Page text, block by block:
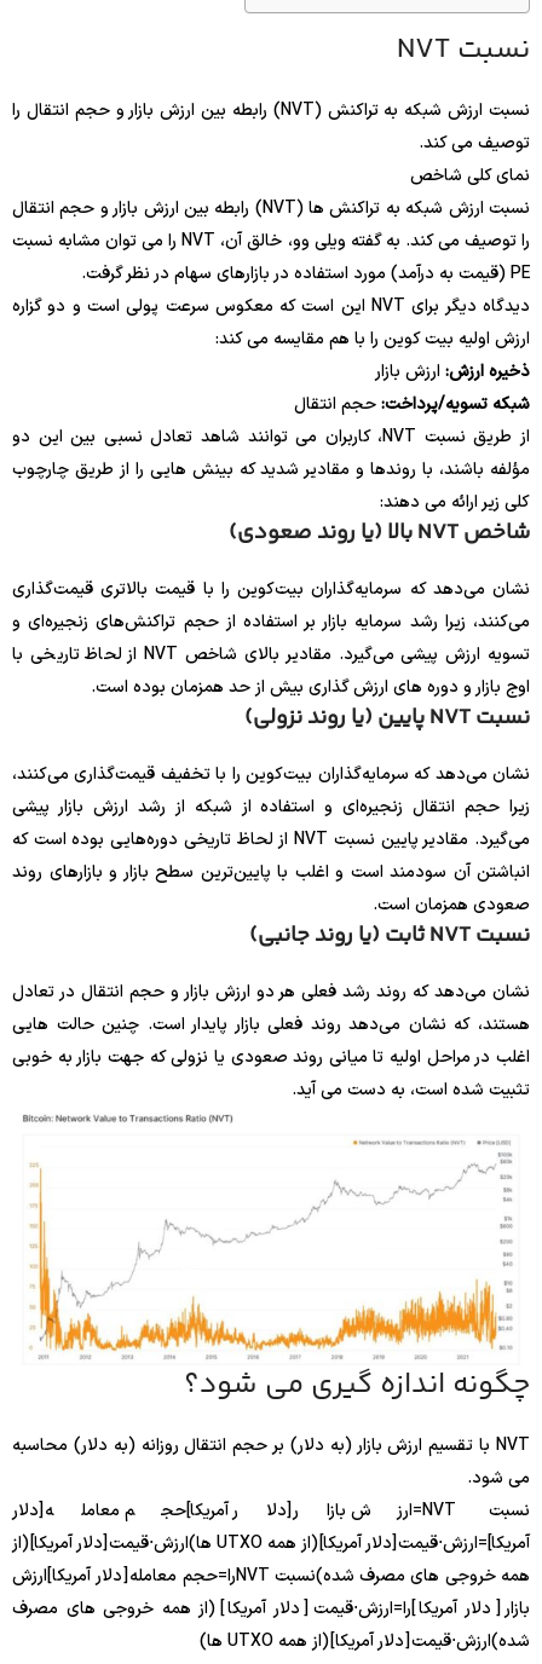
نسبت NVT
نسبت ارزش شبکه به تراکنش (NVT) رابطه بین ارزش بازار و حجم انتقال را
توصیف می کند.
نمای کلی شاخص
نسبت ارزش شبکه به تراکنش ها (NVT) رابطه بین ارزش بازار و حجم انتقال
را توصیف می کند. به گفته ویلی وو، خالق آن، NVT را می توان مشابه نسبت
PE (قیمت به درآمد) مورد استفاده در بازارهای سهام در نظر گرفت.
دیدگاه دیگر برای NVT این است که معکوس سرعت پولی است و دو گزاره
ارزش اولیه بیت کوین را با هم مقایسه می کند:
ذخیره ارزش: ارزش بازار
شبکه تسویه/پرداخت:حجم انتقال
از طریق نسبت NVT، کاربران می توانند شاهد تعادل نسبی بین این دو
مؤلفه باشند، با روندها و مقادیر شدید که بینش هایی را از طریق چارچوب
کلی زیر ارائه می دهند:
شاخص NVT بالا (یا روند صعودی)
نشان می‌دهد که سرمایه‌گذاران بیت‌کوین را با قیمت بالاتری قیمت‌گذاری
می‌کنند، زیرا رشد سرمایه بازار بر استفاده از حجم تراکنش‌های زنجیره‌ای و
تسویه ارزش پیشی می‌گیرد. مقادیر بالای شاخص NVT از لحاظ تاریخی با
اوج بازار و دوره های ارزش گذاری بیش از حد همزمان بوده است.
نسبت NVT پایین (یا روند نزولی)
نشان می‌دهد که سرمایه‌گذاران بیت‌کوین را با تخفیف قیمت‌گذاری می‌کنند،
زیرا حجم انتقال زنجیره‌ای و استفاده از شبکه از رشد ارزش بازار پیشی
می‌گیرد. مقادیر پایین نسبت NVT از لحاظ تاریخی دوره‌هایی بوده است که
انباشتن آن سودمند است و اغلب با پایین‌ترین سطح بازار و بازارهای روند
صعودی همزمان است.
نسبت NVT ثابت (یا روند جانبی)
نشان می‌دهد که روند رشد فعلی هر دو ارزش بازار و حجم انتقال در تعادل
هستند، که نشان می‌دهد روند فعلی بازار پایدار است. چنین حالت هایی
اغلب در مراحل اولیه تا میانی روند صعودی یا نزولی که جهت بازار به خوبی
تثبیت شده است، به دست می آید.
چگونه اندازه گیری می شود؟
NVT با تقسیم ارزش بازار (به دلار) بر حجم انتقال روزانه (به دلار) محاسبه
می شود.
نسبت NVT=ارزش بازار [دلار آمریکا]حجم معامله [دلار
آمریکا]=ارزش⋅قیمت [دلار آمریکا] (از همه UTXO ها)ارزش⋅قیمت [دلار آمریکا] (از
همه خروجی های مصرف شده)نسبت NVT را=حجم معامله[دلار آمریکا]ارزش
بازار [ دلار آمریکا]را=ارزش⋅قیمت [دلار آمریکا] (از همه خروجی های مصرف
شده)ارزش⋅قیمت[دلار آمریکا](از همه UTXO ها)